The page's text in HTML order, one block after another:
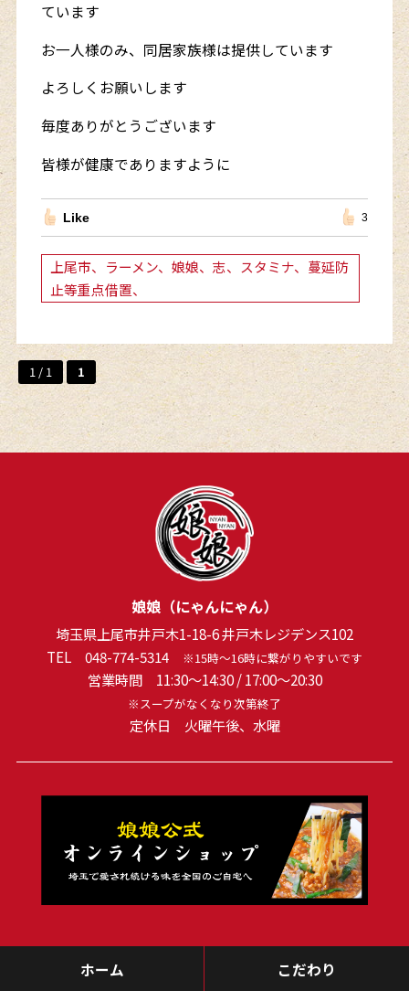
ています
お一人様のみ、同居家族様は提供しています
よろしくお願いします
毎度ありがとうございます
皆様が健康でありますように
Like 3
上尾市、ラーメン、娘娘、志、スタミナ、蔓延防
止等重点借置、
1 / 1 1
娘娘（にゃんにゃん）
埼玉県上尾市井戸木1-18-6 井戸木レジデンス102
TEL 048-774-5314 ※15時～16時に繋がりやすいです
営業時間 11:30～14:30 / 17:00～20:30
※スープがなくなり次第終了
定休日 火曜午後、水曜
ホーム こだわり